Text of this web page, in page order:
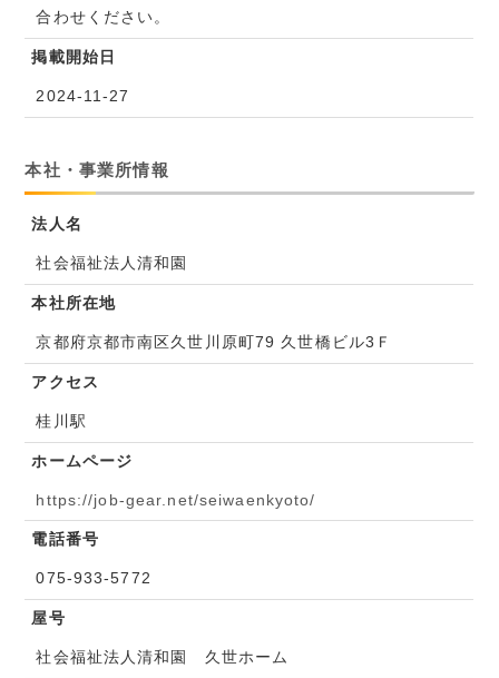
合わせください。
掲載開始日
2024-11-27
本社・事業所情報
法人名
社会福祉法人清和園
本社所在地
京都府京都市南区久世川原町79 久世橋ビル3Ｆ
アクセス
桂川駅
ホームページ
https://job-gear.net/seiwaenkyoto/
電話番号
075-933-5772
屋号
社会福祉法人清和園 久世ホーム